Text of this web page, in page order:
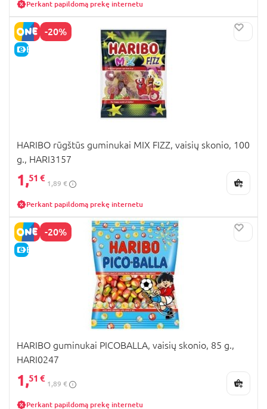
Perkant papildomą prekę internetu
-20%
E-KAINA
HARIBO rūgštūs guminukai MIX FIZZ, vaisių skonio, 100
g., HARI3157
1,51 €
1,89 €
Perkant papildomą prekę internetu
-20%
E-KAINA
HARIBO guminukai PICOBALLA, vaisių skonio, 85 g.,
HARI0247
1,51 €
1,89 €
Perkant papildomą prekę internetu